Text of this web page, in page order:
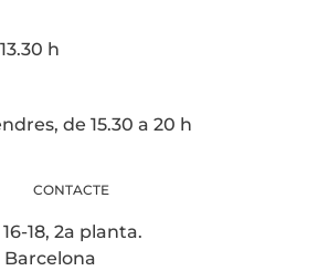
h
de 15.30 a 20 h
CONTACTE
18, 2a planta.
Barcelona